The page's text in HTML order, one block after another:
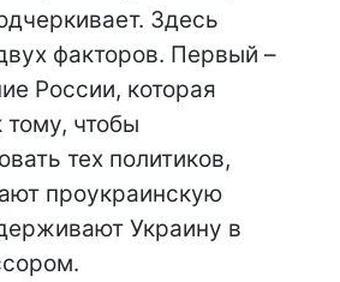
Здесь
факторов. Первый –
России, которая
чтобы
тех политиков,
проукраинскую
Украину в